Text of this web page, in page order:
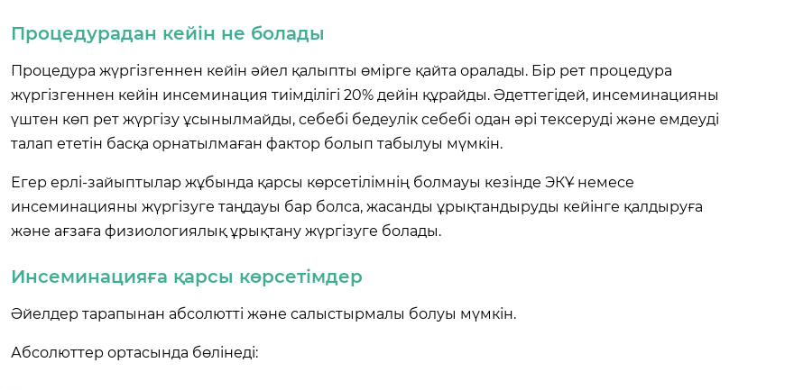
Процедурадан кейін не болады
Процедура жүргізгеннен кейін әйел қалыпты өмірге қайта оралады. Бір рет процедура
жүргізгеннен кейін инсеминация тиімділігі 20% дейін құрайды. Әдеттегідей, инсеминацияны
үштен көп рет жүргізу ұсынылмайды, себебі бедеулік себебі одан әрі тексеруді және емдеуді
талап ететін басқа орнатылмаған фактор болып табылуы мүмкін.
Егер ерлі-зайыптылар жұбында қарсы көрсетілімнің болмауы кезінде ЭКҰ немесе
инсеминацияны жүргізуге таңдауы бар болса, жасанды ұрықтандыруды кейінге қалдыруға
және ағзаға физиологиялық ұрықтану жүргізуге болады.
Инсеминацияға қарсы көрсетімдер
Әйелдер тарапынан абсолютті және салыстырмалы болуы мүмкін.
Абсолюттер ортасында бөлінеді: